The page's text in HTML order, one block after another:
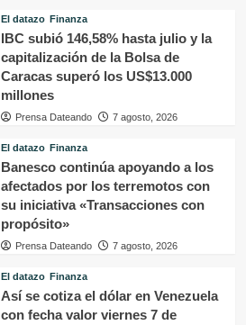
El datazo Finanza
IBC subió 146,58% hasta julio y la
capitalización de la Bolsa de
Caracas superó los US$13.000
millones
Prensa Dateando 7 agosto, 2026
El datazo Finanza
Banesco continúa apoyando a los
afectados por los terremotos con
su iniciativa «Transacciones con
propósito»
Prensa Dateando 7 agosto, 2026
El datazo Finanza
Así se cotiza el dólar en Venezuela
con fecha valor viernes 7 de